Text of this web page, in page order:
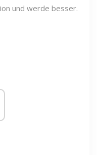
und werde besser.